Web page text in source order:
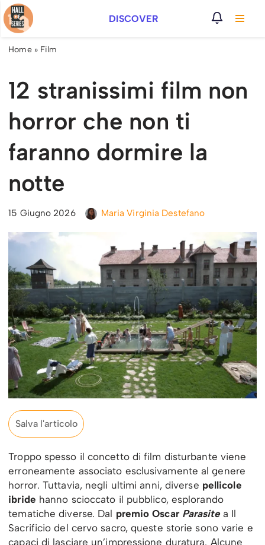
Vai
al
DISCOVER
Home» Film
12 stranissimi film non
horror che non ti
faranno dormire la
notte
15 Giugno 2026 Maria Virginia Destefano
Salva l'articolo
Troppo spesso il concetto di film disturbante viene
erroneamente associato esclusivamente al genere
horror. Tuttavia, negli ultimi anni, diverse pellicole
ibride hanno scioccato il pubblico, esplorando
tematiche diverse. Dal premio Oscar Parasitea Il
Sacrificio del cervo sacro, queste storie sono varie e
capaci di lasciare un’impressione duratura. Alcune